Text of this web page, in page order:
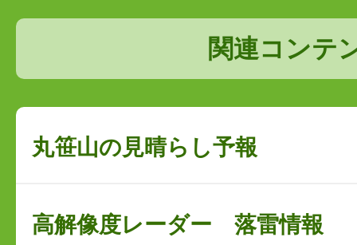
関連コンテ
丸笹山の見晴らし予報
高解像度レーダー 落雷情報